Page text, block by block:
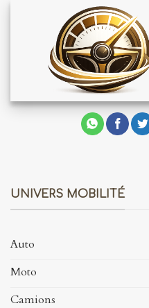
UNIVERS MOBILITÉ
Auto
Moto
Camions